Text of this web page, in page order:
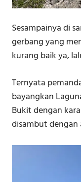
Sesampainya di
gerbang yang
kurang baik ya,
Ternyata
bayangkan
Bukit dengan
disambut dengan